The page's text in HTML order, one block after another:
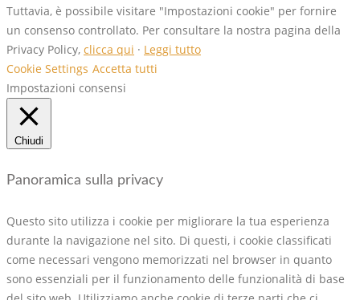
Tuttavia, è possibile visitare "Impostazioni cookie" per fornire
un consenso controllato. Per consultare la nostra pagina della
Privacy Policy, clicca qui · Leggi tutto
Cookie Settings Accetta tutti
Impostazioni consensi
Chiudi
Panoramica sulla privacy
Questo sito utilizza i cookie per migliorare la tua esperienza
durante la navigazione nel sito. Di questi, i cookie classificati
come necessari vengono memorizzati nel browser in quanto
sono essenziali per il funzionamento delle funzionalità di base